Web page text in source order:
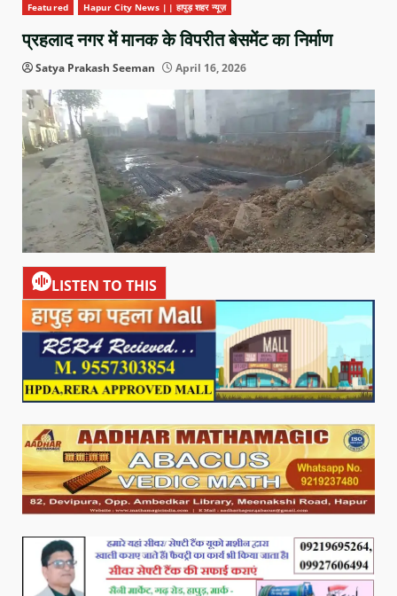
Featured Hapur City News || हापुड़ शहर न्यूज़
प्रहलाद नगर में मानक के विपरीत बेसमेंट का निर्माण
Satya Prakash Seeman April 16, 2026
LISTEN TO THIS